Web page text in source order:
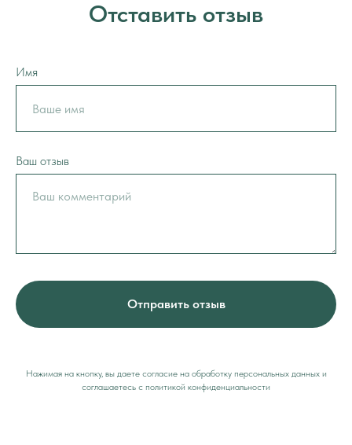
Отставить отзыв
Имя
Ваш отзыв
Отправить отзыв
Нажимая на кнопку, вы даете согласие на обработку персональных данных и
соглашаетесь c политикой конфиденциальности